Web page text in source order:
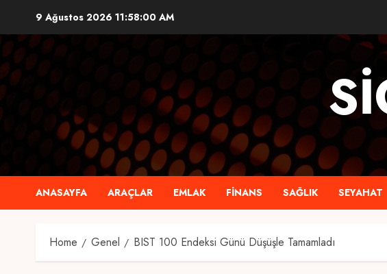
content
9 Ağustos 2026 11:58:00 AM
ANASAYFA ARAÇLAR EMLAK FINANS SAĞLIK SEYAHAT
Home Genel BIST 100 Endeksi Günü Düşüşle Tamamladı